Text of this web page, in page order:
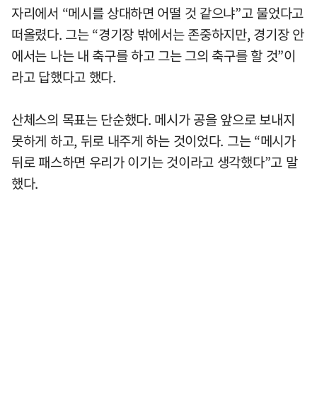
자리에서 “메시를 상대하면 어떨 것 같으냐”고 물었다고
떠올렸다. 그는 “경기장 밖에서는 존중하지만, 경기장 안
에서는 나는 내 축구를 하고 그는 그의 축구를 할 것”이
라고 답했다고 했다.
산체스의 목표는 단순했다. 메시가 공을 앞으로 보내지
못하게 하고, 뒤로 내주게 하는 것이었다. 그는 “메시가
뒤로 패스하면 우리가 이기는 것이라고 생각했다”고 말
했다.